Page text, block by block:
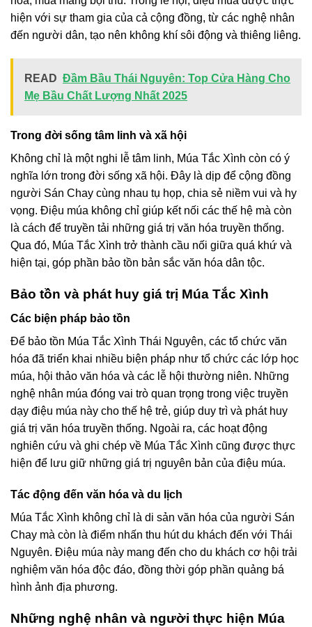
hiện với sự tham gia của cả cộng đồng, từ các nghệ nhân
đến người dân, tạo nên không khí sôi động và thiêng liêng.
READ Đầm Bầu Thái Nguyên: Top Cửa Hàng Cho
Mẹ Bầu Chất Lượng Nhất 2025
Trong đời sống tâm linh và xã hội
Không chỉ là một nghi lễ tâm linh, Múa Tắc Xình còn có ý
nghĩa lớn trong đời sống xã hội. Đây là dịp để cộng đồng
người Sán Chay cùng nhau tụ họp, chia sẻ niềm vui và hy
vọng. Điệu múa không chỉ giúp kết nối các thế hệ mà còn
là cách để truyền tải những giá trị văn hóa truyền thống.
Qua đó, Múa Tắc Xình trở thành cầu nối giữa quá khứ và
hiện tại, góp phần bảo tồn bản sắc văn hóa dân tộc.
Bảo tồn và phát huy giá trị Múa Tắc Xình
Các biện pháp bảo tồn
Để bảo tồn Múa Tắc Xình Thái Nguyên, các tổ chức văn
hóa đã triển khai nhiều biện pháp như tổ chức các lớp học
múa, hội thảo văn hóa và các lễ hội thường niên. Những
nghệ nhân múa đóng vai trò quan trọng trong việc truyền
dạy điệu múa này cho thế hệ trẻ, giúp duy trì và phát huy
giá trị văn hóa truyền thống. Ngoài ra, các hoạt động
nghiên cứu và ghi chép về Múa Tắc Xình cũng được thực
hiện để lưu giữ những giá trị nguyên bản của điệu múa.
Tác động đến văn hóa và du lịch
Múa Tắc Xình không chỉ là di sản văn hóa của người Sán
Chay mà còn là điểm nhấn thu hút du khách đến với Thái
Nguyên. Điệu múa này mang đến cho du khách cơ hội trải
nghiệm văn hóa độc đáo, đồng thời góp phần quảng bá
hình ảnh địa phương.
Những nghệ nhân và người thực hiện Múa